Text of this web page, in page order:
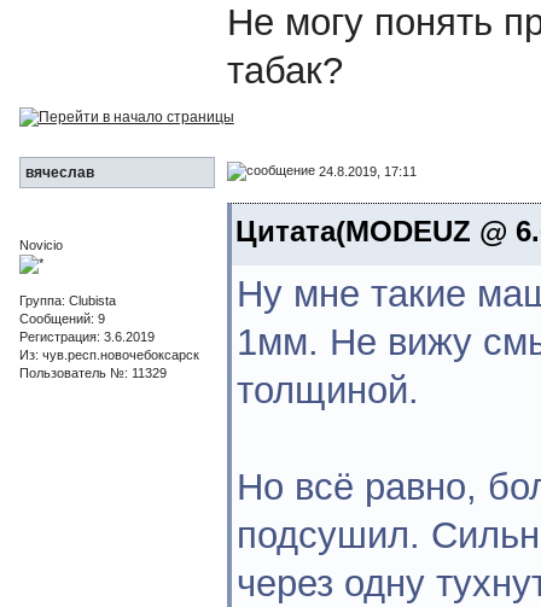
Не могу понять
табак?
вячеслав 24.8.2019, 17:11
Novicio
Группа: Clubista
Сообщений: 9
Регистрация: 3.6.2019
Из: чув.респ.новочебоксарск
Пользователь №: 11329
Цитата(MODEUZ @
Ну мне такие
1мм. Не вижу
толщиной.
Но всё равно,
подсушил.
через одну